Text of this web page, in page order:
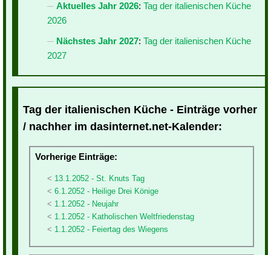
Aktuelles Jahr 2026: Tag der italienischen Küche
2026
Nächstes Jahr 2027: Tag der italienischen Küche
2027
Tag der italienischen Küche - Einträge vorher
/ nachher im dasinternet.net-Kalender:
Vorherige Einträge:
13.1.2052 - St. Knuts Tag
6.1.2052 - Heilige Drei Könige
1.1.2052 - Neujahr
1.1.2052 - Katholischen Weltfriedenstag
1.1.2052 - Feiertag des Wiegens